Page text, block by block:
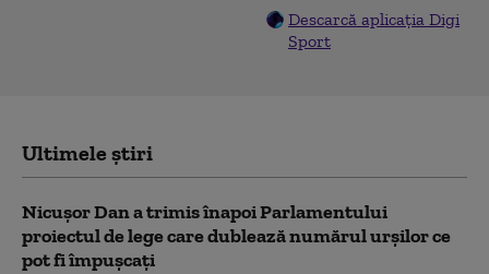
Descarcă aplicația Digi
Sport
Ultimele știri
Nicușor Dan a trimis înapoi Parlamentului
proiectul de lege care dublează numărul urșilor ce
pot fi împușcați